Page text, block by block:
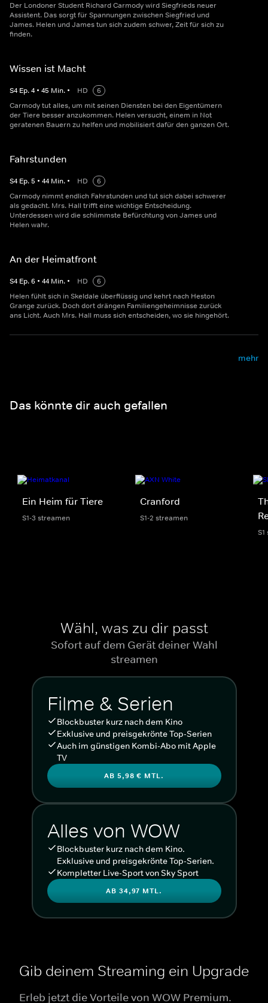
Der Londoner Student Richard Carmody wird Siegfrieds neuer
Assistent. Das sorgt für Spannungen zwischen Siegfried und
James. Helen und James tun sich zudem schwer, Zeit für sich zu
finden.
Wissen ist Macht
S4 Ep.4 • 45 Min. • HD
6
Carmody tut alles, um mit seinen Diensten bei den Eigentümern
der Tiere besser anzukommen. Helen versucht, einem in Not
geratenen Bauern zu helfen und mobilisiert dafür den ganzen Ort.
Fahrstunden
S4 Ep.5 • 44 Min. • HD
6
Carmody nimmt endlich Fahrstunden und tut sich dabei schwerer
als gedacht. Mrs. Hall trifft eine wichtige Entscheidung.
Unterdessen wird die schlimmste Befürchtung von James und
Helen wahr.
An der Heimatfront
S4 Ep.6 • 44 Min. • HD
6
Helen fühlt sich in Skeldale überflüssig und kehrt nach Heston
Grange zurück. Doch dort drängen Familiengeheimnisse zurück
ans Licht. Auch Mrs. Hall muss sich entscheiden, wo sie hingehört.
mehr
Das könnte dir auch gefallen
Ein Heim für Tiere
S1-3 streamen
Cranford
S1-2 streamen
Wähl, was zu dir passt
Sofort auf dem Gerät deiner Wahl
streamen
Filme & Serien
Blockbuster kurz nach dem Kino
Exklusive und preisgekrönte Top-Serien
Auch im günstigen Kombi-Abo mit Apple
TV
AB 5,98 € MTL.
Alles von WOW
Blockbuster kurz nach dem Kino.
Exklusive und preisgekrönte Top-Serien.
Kompletter Live-Sport von Sky Sport
AB 34,97 MTL.
Gib deinem Streaming ein Upgrade
Erleb jetzt die Vorteile von WOW Premium.